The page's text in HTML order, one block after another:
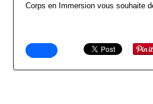
Corps en Immersion vous souhaite